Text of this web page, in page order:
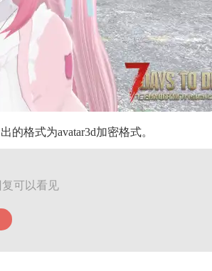
的格式为avatar3d加密格式。
可以看见